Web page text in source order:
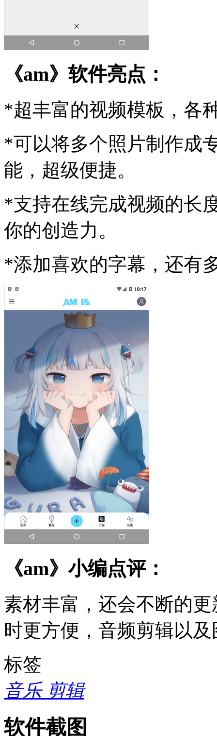
《am》软件亮点：
*超丰富的视频模板，各
*可以将多个照片制作成
能，超级便捷。
*支持在线完成视频的长
你的创造力。
*添加喜欢的字幕，还有
《am》小编点评：
素材丰富，还会不断的
时更方便，音频剪辑以
标签
音乐 剪辑
软件截图